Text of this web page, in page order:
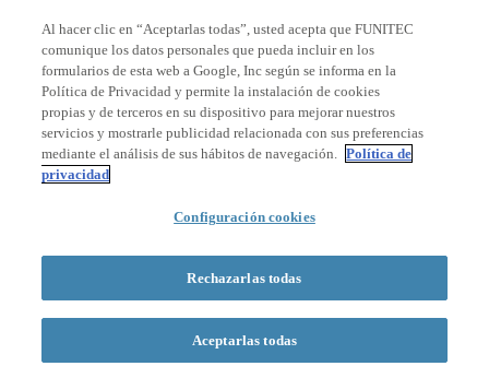
Miembro de
Acreditaciones
© 2026 La Salle Campus Barcelona - URL |
Formulario de búsqueda
Al hacer clic en “Aceptarlas todas”, usted acepta que FUNITEC
comunique los datos personales que pueda incluir en los
formularios de esta web a Google, Inc según se informa en la
Política de Privacidad y permite la instalación de cookies
propias y de terceros en su dispositivo para mejorar nuestros
servicios y mostrarle publicidad relacionada con sus preferencias
mediante el análisis de sus hábitos de navegación. Política de
privacidad
Configuración cookies
Rechazarlas todas
Aceptarlas todas